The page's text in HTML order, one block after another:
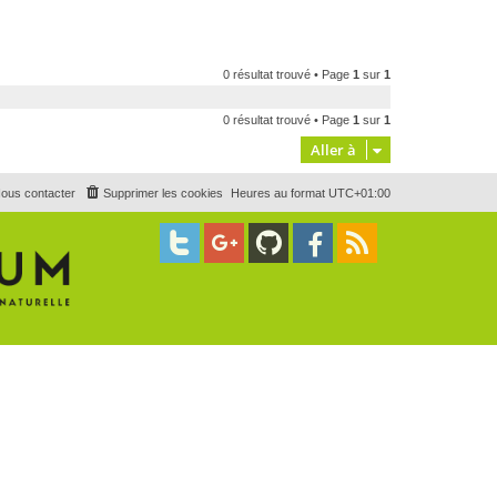
0 résultat trouvé • Page 1 sur 1
0 résultat trouvé • Page 1 sur 1
Aller à
Heures au format UTC+01:00
Supprimer les cookies
contacter